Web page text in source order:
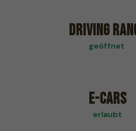
Driving
geöffnet
E-Cars
erlaubt